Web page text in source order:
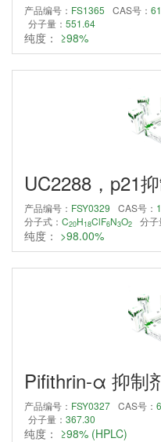
产品编号： FS1365 CAS号：
分子量： 551.64
纯度： ≥98%
UC2288，p21
产品编号： FSY0329 CAS号：
分子式： C20H18ClF6N3O2 分子
纯度： >98.00%
Pifithrin-α 抑制
产品编号： FSY0327 CAS号：
分子量： 367.30
纯度： ≥98% (HPLC)